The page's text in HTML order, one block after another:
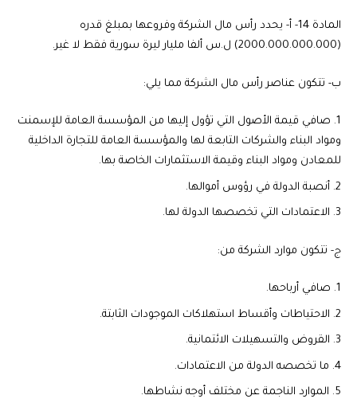
المادة 14-
أ- يحدد رأس مال الشركة وفروعها بمبلغ قدره
(2000.000.000.000) ل.س ألفا مليار ليرة سورية فقط لا غير.
ب- تتكون عناصر رأس مال الشركة مما يلي:
صافي قيمة الأصول التي تؤول إليها من المؤسسة العامة للإسمنت
ومواد البناء والشركات التابعة لها والمؤسسة العامة للتجارة الداخلية
للمعادن ومواد البناء وقيمة الاستثمارات الخاصة بها.
أنصبة الدولة في رؤوس أموالها.
الاعتمادات التي تخصصها الدولة لها.
ج- تتكون موارد الشركة من:
صافي أرباحها.
الاحتياطات وأقساط استهلاكات الموجودات الثابتة.
القروض والتسهيلات الائتمانية.
ما تخصصه الدولة من الاعتمادات.
الموارد الناجمة عن مختلف أوجه نشاطها.